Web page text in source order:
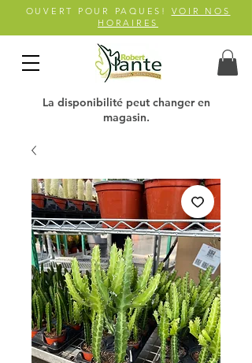
OUVERT POUR PAQUES! VOIR NOS
HORAIRES
La disponibilité peut changer en
magasin.